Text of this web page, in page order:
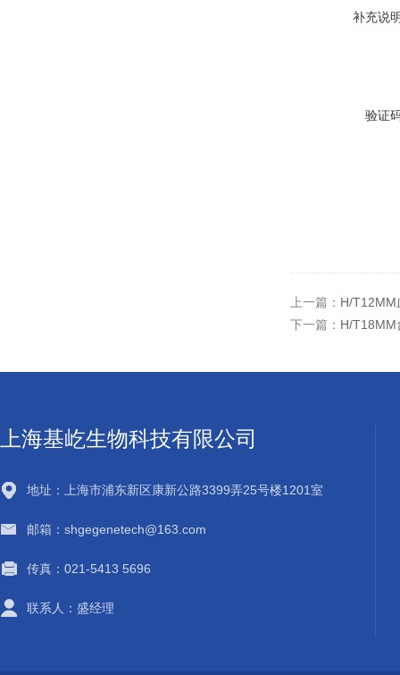
补充说
验证
上一篇： H/T12MM
下一篇： H/T18MM
上海基屹生物科技有限公司
地址：上海市浦东新区康新公路3399弄25号楼1201室
邮箱：shgegenetech@163.com
传真：021-5413 5696
联系人：盛经理